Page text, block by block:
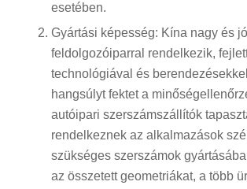
esetében.
Gyártási képesség: Kína nagy és
feldolgozóiparral rendelkezik,
technológiával és
hangsúlyt fektet a
autóipari szerszámszállítók
rendelkeznek az alkalmazások
szükséges szerszámok
az összetett geometriákat, a több